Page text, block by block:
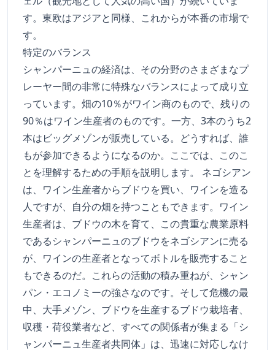
す。東欧はアジアと同様、これからが本番の市場で
す。
特定のバランス
シャンパーニュの経済は、その分野のさまざまなプ
レーヤー間の非常に特殊なバランスによって成り立
っています。畑の10％がワイン商のもので、残りの
90％はワイン生産者のものです。一方、3本のうち2
本はビッグメゾンが販売している。どうすれば、誰
もが参加できるようになるのか。ここでは、このこ
とを理解するための手順を説明します。 ネゴシアン
は、ワイン生産者からブドウを買い、ワインを造る
人ですが、自分の畑を持つこともできます。ワイン
生産者は、ブドウの木を育て、この貴重な農業原料
であるシャンパーニュのブドウをネゴシアンに売る
が、ワインの生産者となってボトルを販売すること
もできるのだ。これらの活動の積み重ねが、シャン
パン・エコノミーの強さなのです。そして危機の最
中、大手メゾン、ブドウを生産するブドウ栽培者、
収穫・荷役業者など、すべての関係者が集まる「シ
ャンパーニュ生産者共同体」は、迅速に対応しなけ